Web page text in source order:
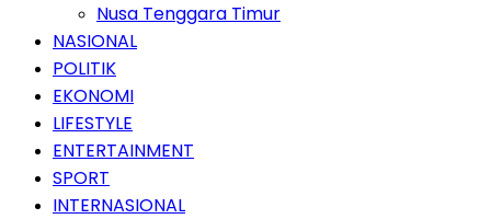
Nusa Tenggara Timur
NASIONAL
POLITIK
EKONOMI
LIFESTYLE
ENTERTAINMENT
SPORT
INTERNASIONAL